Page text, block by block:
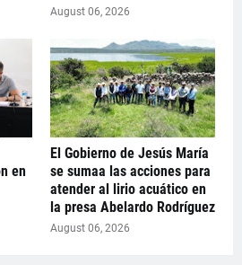
August 06, 2026
en
El Gobierno de Jesús María
se sumaa las acciones para
atender al lirio acuático en
la presa Abelardo Rodríguez
August 06, 2026